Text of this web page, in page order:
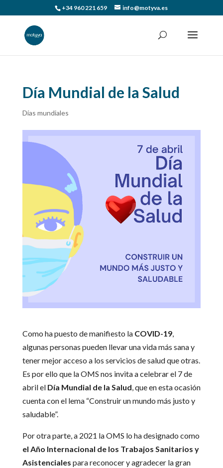
+34 960 221 659 info@motyva.es
Día Mundial de la Salud
Días mundiales
Como ha puesto de manifiesto la COVID-19,
algunas personas pueden llevar una vida más sana y
tener mejor acceso a los servicios de salud que otras.
Es por ello que la OMS nos invita a celebrar el 7 de
abril el Día Mundial de la Salud, que en esta ocasión
cuenta con el lema “Construir un mundo más justo y
saludable”.
Por otra parte, a 2021 la OMS lo ha designado como
el Año Internacional de los Trabajos Sanitarios y
Asistenciales para reconocer y agradecer la gran